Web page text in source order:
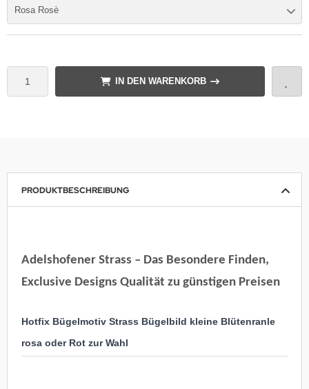
Rosa Rosè
IN DEN WARENKORB
PRODUKTBESCHREIBUNG
Adelshofener Strass – Das Besondere Finden,
Exclusive Designs Qualität zu günstigen Preisen
Hotfix Bügelmotiv Strass Bügelbild kleine Blütenranle
rosa oder Rot zur Wahl